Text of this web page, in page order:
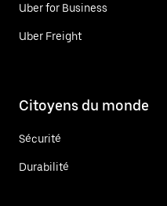
Uber for Business
Uber Freight
Citoyens du monde
Sécurité
Durabilité